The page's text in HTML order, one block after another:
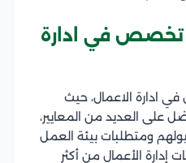
في ادارة
الاعمال، حيث
على العديد من المعايير،
ومتطلبات بيئة العمل
إدارة الأعمال من أكثر